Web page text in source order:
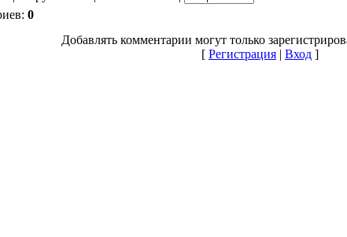
0
Добавлять комментарии могут только
[ Регистрация | Вход ]